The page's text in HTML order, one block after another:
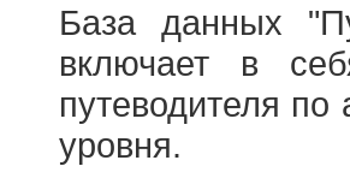
База данных
включает в
путеводителя
уровня.